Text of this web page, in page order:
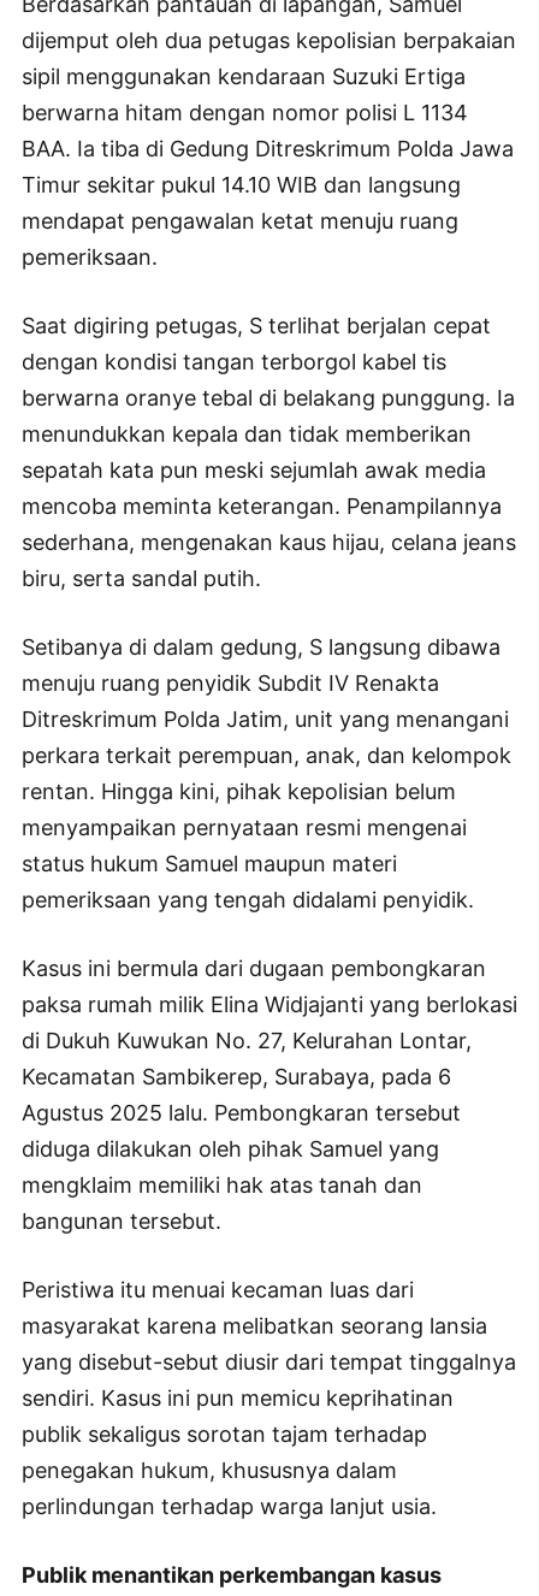
dijemput oleh dua petugas kepolisian berpakaian
sipil menggunakan kendaraan Suzuki Ertiga
berwarna hitam dengan nomor polisi L 1134
BAA. Ia tiba di Gedung Ditreskrimum Polda Jawa
Timur sekitar pukul 14.10 WIB dan langsung
mendapat pengawalan ketat menuju ruang
pemeriksaan.
Saat digiring petugas, S terlihat berjalan cepat
dengan kondisi tangan terborgol kabel tis
berwarna oranye tebal di belakang punggung. Ia
menundukkan kepala dan tidak memberikan
sepatah kata pun meski sejumlah awak media
mencoba meminta keterangan. Penampilannya
sederhana, mengenakan kaus hijau, celana jeans
biru, serta sandal putih.
Setibanya di dalam gedung, S langsung dibawa
menuju ruang penyidik Subdit IV Renakta
Ditreskrimum Polda Jatim, unit yang menangani
perkara terkait perempuan, anak, dan kelompok
rentan. Hingga kini, pihak kepolisian belum
menyampaikan pernyataan resmi mengenai
status hukum Samuel maupun materi
pemeriksaan yang tengah didalami penyidik.
Kasus ini bermula dari dugaan pembongkaran
paksa rumah milik Elina Widjajanti yang berlokasi
di Dukuh Kuwukan No. 27, Kelurahan Lontar,
Kecamatan Sambikerep, Surabaya, pada 6
Agustus 2025 lalu. Pembongkaran tersebut
diduga dilakukan oleh pihak Samuel yang
mengklaim memiliki hak atas tanah dan
bangunan tersebut.
Peristiwa itu menuai kecaman luas dari
masyarakat karena melibatkan seorang lansia
yang disebut-sebut diusir dari tempat tinggalnya
sendiri. Kasus ini pun memicu keprihatinan
publik sekaligus sorotan tajam terhadap
penegakan hukum, khususnya dalam
perlindungan terhadap warga lanjut usia.
Publik menantikan perkembangan kasus